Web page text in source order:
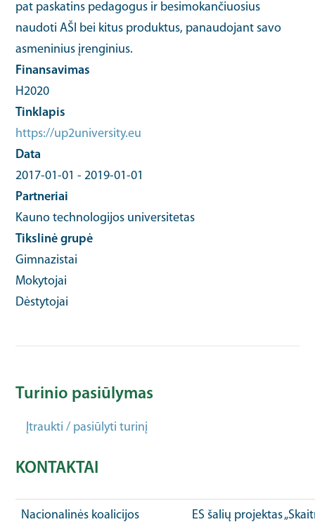
pat paskatins pedagogus ir besimokančiuosius
naudoti AŠI bei kitus produktus, panaudojant savo
asmeninius įrenginius.
Finansavimas
H2020
Tinklapis
https://up2university.eu
Data
2017-01-01 -2019-01-01
Partneriai
Kauno technologijos universitetas
Tikslinė grupė
Gimnazistai
Mokytojai
Dėstytojai
Turinio pasiūlymas
Įtraukti / pasiūlyti turinį
KONTAKTAI
Nacionalinės koalicijos
ES šalių projektas